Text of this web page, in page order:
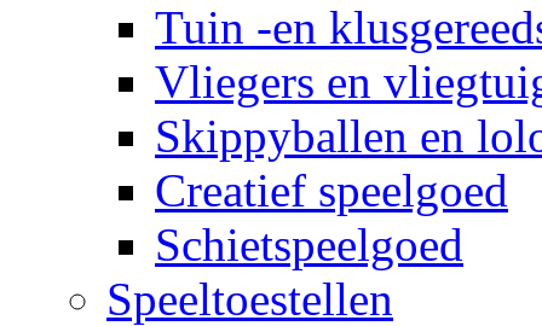
Tuin -en
Vliegers en
Skippyballen en
Creatief speelgoed
Schietspeelgoed
Speeltoestellen